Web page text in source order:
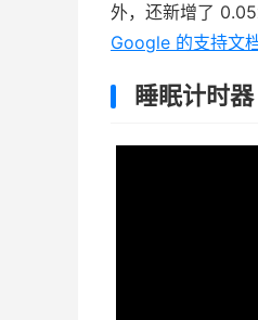
外，还新增了
Google 的支持文
睡眠计时器